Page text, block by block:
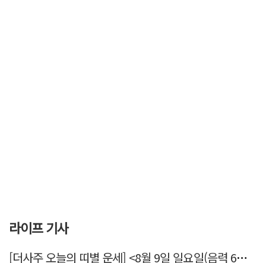
라이프 기사
[더사주 오늘의 띠별 운세] <8월 9일 일요일(음력 6월27일)>